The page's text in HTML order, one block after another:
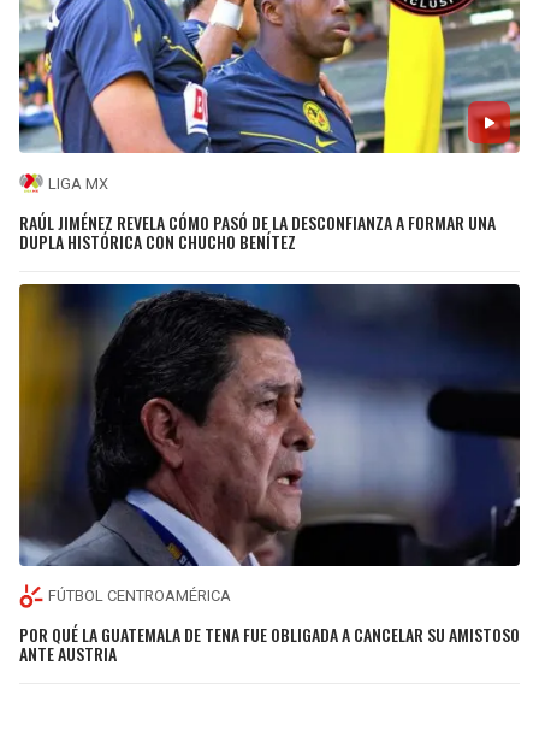
LIGA MX
RAÚL JIMÉNEZ REVELA CÓMO PASÓ DE LA DESCONFIANZA A FORMAR UNA
DUPLA HISTÓRICA CON CHUCHO BENÍTEZ
FÚTBOL CENTROAMÉRICA
POR QUÉ LA GUATEMALA DE TENA FUE OBLIGADA A CANCELAR SU AMISTOSO
ANTE AUSTRIA